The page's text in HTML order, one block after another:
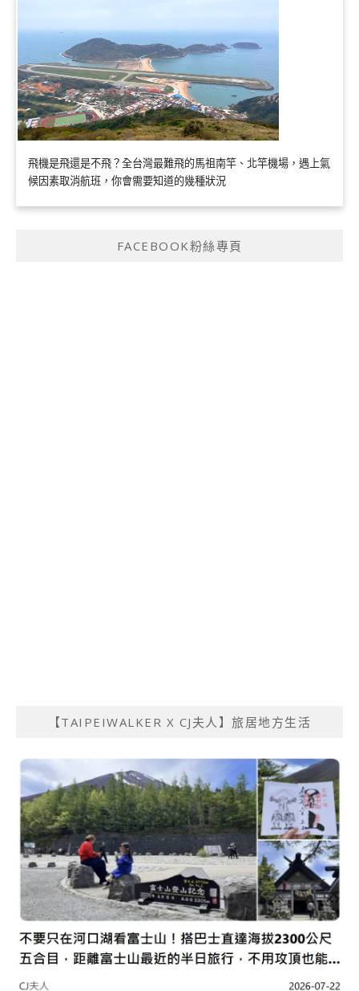
飛機是飛還是不飛？全台灣最難飛的馬祖南竿、北竿機場，遇上氣
候因素取消航班，你會需要知道的幾種狀況
FACEBOOK粉絲專頁
【TAIPEIWALKER X CJ夫人】旅居地方生活